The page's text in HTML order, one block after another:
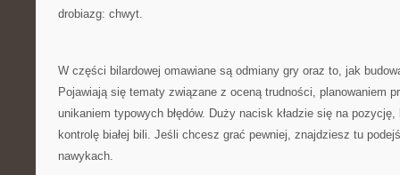
drobiazg: chwyt.
W części bilardowej omawiane są odmiany gry oraz to, jak
Pojawiają się tematy związane z oceną trudności, planowaniem
unikaniem typowych błędów. Duży nacisk kładzie się na
kontrolę białej bili. Jeśli chcesz grać pewniej, znajdziesz tu
nawykach.